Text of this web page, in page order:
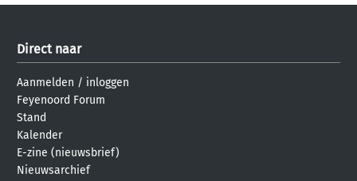
Direct naar
Aanmelden / inloggen
Feyenoord Forum
Stand
Kalender
E-zine (nieuwsbrief)
Nieuwsarchief